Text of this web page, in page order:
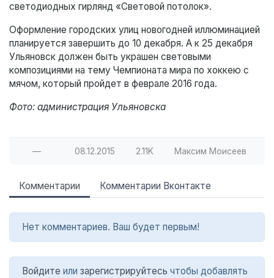
светодиодных гирлянд «Световой потолок».
Оформление городских улиц новогодней иллюминацией
планируется завершить до 10 декабря. А к 25 декабря
Ульяновск должен быть украшен световыми
композициями на тему Чемпионата мира по хоккею с
мячом, который пройдет в феврале 2016 года.
Фото: администрация Ульяновска
— 08.12.2015 2.11K Максим Моисеев
Комментарии Комментарии Вконтакте
Нет комментариев. Ваш будет первым!
Войдите или зарегистрируйтесь чтобы добавлять